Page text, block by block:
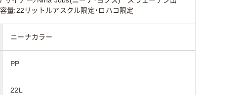
量:22リットルアスクル限定・ロハコ限定
ニーナカラー
PP
22L